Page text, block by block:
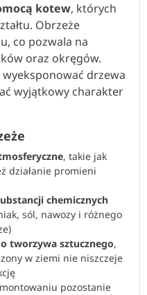
kotew, których
Obrzeże
co pozwala na
oraz okręgów.
drzewa
wyjątkowy charakter
, takie jak
działanie promieni
chemicznych
sól, nawozy i różnego
tworzywa sztucznego,
w ziemi nie niszczeje
pozostanie